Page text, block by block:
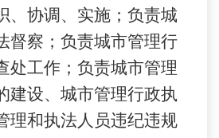
、协调、实施；负责城
督察；负责城市管理行
处工作；负责城市管理
建设、城市管理行政执
理和执法人员违纪违规